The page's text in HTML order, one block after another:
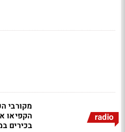
radio
מקורבי
הקפיאו
בכירים